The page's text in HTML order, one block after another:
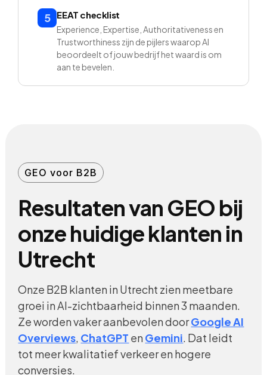
5 EEAT checklist
Experience, Expertise, Authoritativeness en
Trustworthiness zijn de pijlers waarop AI
beoordeelt of jouw bedrijf het waard is om
aan te bevelen.
GEO voor B2B
Resultaten van GEO bij
onze huidige klanten in
Utrecht
Onze B2B klanten in Utrecht zien meetbare
groei in AI-zichtbaarheid binnen 3 maanden.
Ze worden vaker aanbevolen doorGoogle AI
Overviews, ChatGPT en Gemini. Dat leidt
tot meer kwalitatief verkeer en hogere
conversies.